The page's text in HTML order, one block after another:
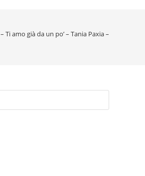
– Ti amo già da un po’ – Tania Paxia –